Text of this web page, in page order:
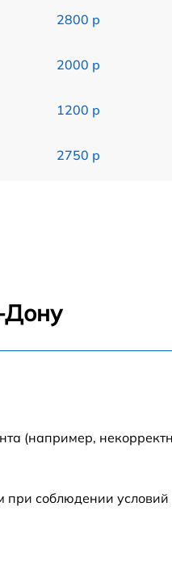
2800 р
2000 р
1200 р
2750 р
Дону
(например,
при соблюдении условий